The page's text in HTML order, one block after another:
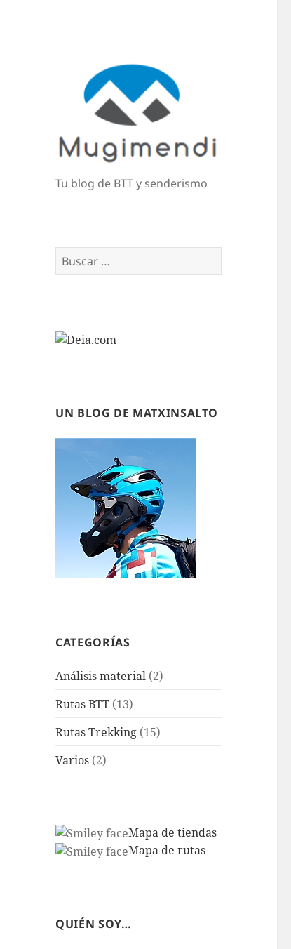
Tu blog de BTT y senderismo
Buscar:
UN BLOG DE MATXINSALTO
CATEGORÍAS
Análisis material (2)
Rutas BTT (13)
Rutas Trekking (15)
Varios (2)
Mapa de tiendas
Mapa de rutas
QUIÉN SOY…